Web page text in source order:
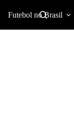
Futebol no Brasil